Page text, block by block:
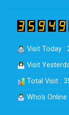
Visit Today :
Visit
Total Visit :
Who's Online